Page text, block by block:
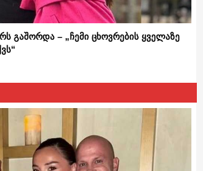
გაშორდა – „ჩემი ცხოვრების ყველაზე